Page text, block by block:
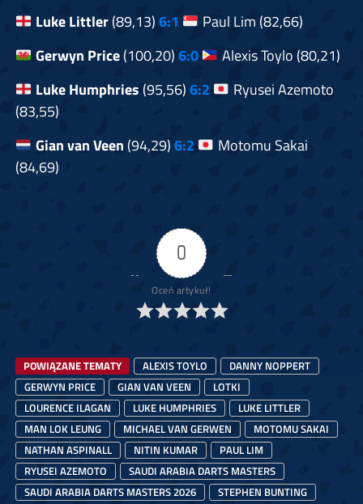
Luke Littler(89,13)6:1
Paul Lim (82,66)
Gerwyn Price(100,20)6:0
Alexis Toylo (80,21)
Luke Humphries (95,56)6:2
Ryusei Azemoto
(83,55)
Gian van Veen (94,29)6:2
Motomu Sakai
(84,69)
0
Oceń artykuł!
POWIĄZANE TEMATY ALEXIS TOYLO
DANNY NOPPERT
GERWYN PRICE
GIAN VAN VEEN
LOTKI
LOURENCE ILAGAN
LUKE HUMPHRIES
LUKE LITTLER
MAN LOK LEUNG
MICHAEL VAN GERWEN
MOTOMU SAKAI
NATHAN ASPINALL
NITIN KUMAR
PAUL LIM
RYUSEI AZEMOTO
SAUDI ARABIA DARTS MASTERS
SAUDI ARABIA DARTS MASTERS 2026
STEPHEN BUNTING